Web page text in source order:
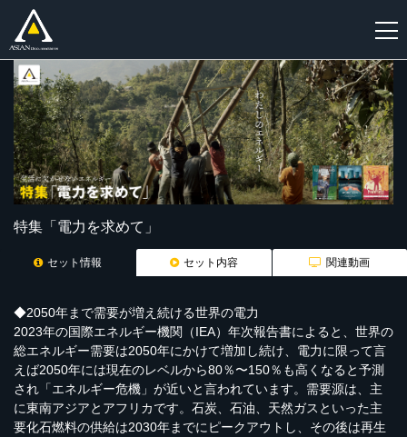
特集「電力を求めて」
セット情報 セット内容 関連動画
◆2050年まで需要が増え続ける世界の電力
2023年の国際エネルギー機関（IEA）年次報告書によると、世界の
総エネルギー需要は2050年にかけて増加し続け、電力に限って言
えば2050年には現在のレベルから80％〜150％も高くなると予測
され「エネルギー危機」が近いと言われています。需要源は、主
に東南アジアとアフリカです。石炭、石油、天然ガスといった主
要化石燃料の供給は2030年までにピークアウトし、その後は再生